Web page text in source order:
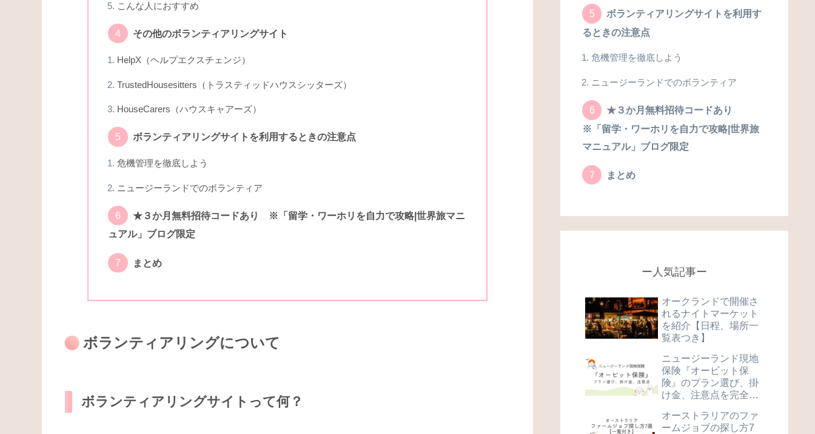
こんな人におすすめ
その他のボランティアリングサイト
HelpX（ヘルプエクスチェンジ）
TrustedHousesitters（トラスティッドハウスシッターズ）
HouseCarers（ハウスキャアーズ）
ボランティアリングサイトを利用するときの注意点
危機管理を徹底しよう
ニュージーランドでのボランティア
★３か月無料招待コードあり ※「留学・ワーホリを自力で攻略|世界旅マニ
ュアル」ブログ限定
まとめ
ボランティアリングについて
ボランティアリングサイトって何？
ボランティアリングサイトを利用す
るときの注意点
危機管理を徹底しよう
ニュージーランドでのボランティア
★３か月無料招待コードあり
※「留学・ワーホリを自力で攻略|世界旅
マニュアル」ブログ限定
まとめ
ー人気記事ー
オークランドで開催さ
れるナイトマーケット
を紹介【日程、場所一
覧表つき】
ニュージーランド現地
保険『オービット保
険』のプラン選び、掛
け金、注意点を完全解
オーストラリアのファ
ームジョブの探し方7